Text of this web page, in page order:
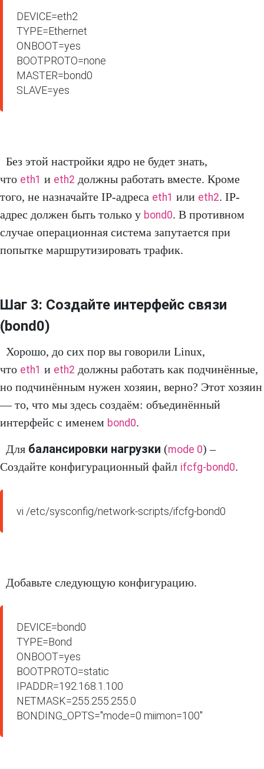
DEVICE=eth2
TYPE=Ethernet
ONBOOT=yes
BOOTPROTO=none
MASTER=bond0
SLAVE=yes
Без этой настройки ядро не будет знать,
что eth1 и eth2 должны работать вместе. Кроме
того, не назначайте IP-адреса eth1 или eth2. IP-
адрес должен быть только у bond0. В противном
случае операционная система запутается при
попытке маршрутизировать трафик.
Шаг 3: Создайте интерфейс связи
(bond0)
Хорошо, до сих пор вы говорили Linux,
что eth1 и eth2 должны работать как подчинённые,
но подчинённым нужен хозяин, верно? Этот хозяин
— то, что мы здесь создаём: объединённый
интерфейс с именем bond0.
Для балансировки нагрузки (mode 0) –
Создайте конфигурационный файл ifcfg-bond0.
vi /etc/sysconfig/network-scripts/ifcfg-bond0
Добавьте следующую конфигурацию.
DEVICE=bond0
TYPE=Bond
ONBOOT=yes
BOOTPROTO=static
IPADDR=192.168.1.100
NETMASK=255.255.255.0
BONDING_OPTS="mode=0 miimon=100"